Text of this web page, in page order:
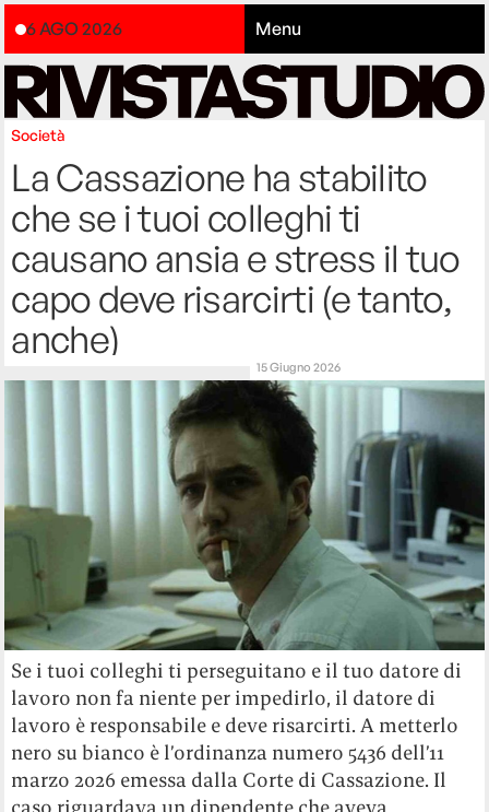
6 AGO 2026 Menu
Società
La Cassazione ha stabilito
che se i tuoi colleghi ti
causano ansia e stress il tuo
capo deve risarcirti (e tanto,
anche)
15 Giugno 2026
Se i tuoi colleghi ti perseguitano e il tuo datore di
lavoro non fa niente per impedirlo, il datore di
lavoro è responsabile e deve risarcirti. A metterlo
nero su bianco è l’ordinanza numero 5436 dell’11
marzo 2026 emessa dalla Corte di Cassazione. Il